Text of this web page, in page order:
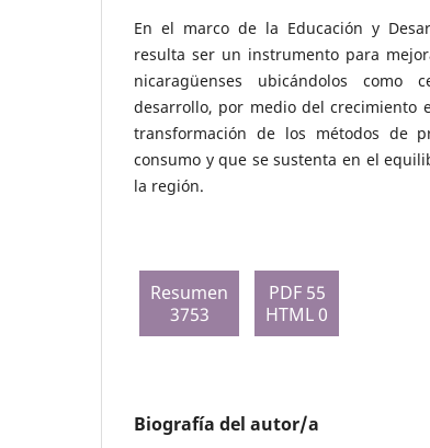
En el marco de la Educación y
resulta ser un instrumento para
nicaragüenses ubicándolos
desarrollo, por medio del crecimiento
transformación de los métodos de
consumo y que se sustenta en el
la región.
Resumen
3753
PDF 55
HTML 0
Biografía del autor/a